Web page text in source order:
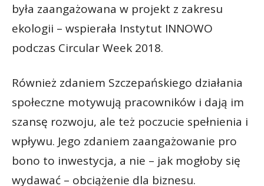
była zaangażowana w projekt z zakresu
ekologii – wspierała Instytut INNOWO
podczas Circular Week 2018.
Również zdaniem Szczepańskiego działania
społeczne motywują pracowników i dają im
szansę rozwoju, ale też poczucie spełnienia i
wpływu. Jego zdaniem zaangażowanie pro
bono to inwestycja, a nie – jak mogłoby się
wydawać – obciążenie dla biznesu.